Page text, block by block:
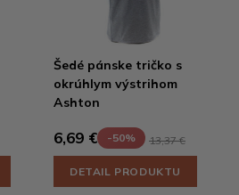
Šedé pánske tričko s
okrúhlym výstrihom
Ashton
6,69 € -50% 13,37 €
DETAIL PRODUKTU